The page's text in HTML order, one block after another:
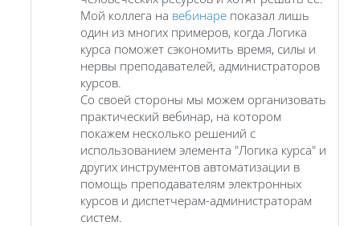
Мой коллега на вебинарепоказал лишь
один из многих примеров, когда Логика
курса поможет сэкономить время, силы и
нервы преподавателей, администраторов
курсов.
Со своей стороны мы можем организовать
практический вебинар, на котором
покажем несколько решений с
использованием элемента "Логика курса" и
других инструментов автоматизации в
помощь преподавателям электронных
курсов и диспетчерам-администраторам
систем.